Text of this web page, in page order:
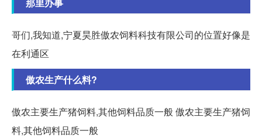
那里办事
哥们,我知道,宁夏昊胜傲农饲料科技有限公司的位置好像是
在利通区
傲农生产什么料?
傲农主要生产猪饲料,其他饲料品质一般 傲农主要生产猪饲
料,其他饲料品质一般